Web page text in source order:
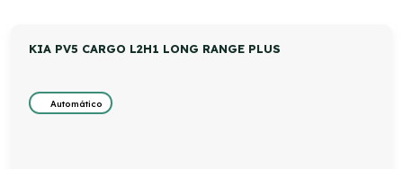
KIA PV5 CARGO L2H1 LONG RANGE PLUS
Automático